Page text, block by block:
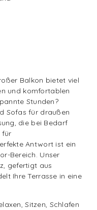
Balkon bietet viel
und komfortablen
Stunden?
Sofas für draußen
die bei Bedarf
für
Antwort ist ein
Bereich. Unser
gefertigt aus
Ihre Terrasse in eine
Sitzen, Schlafen